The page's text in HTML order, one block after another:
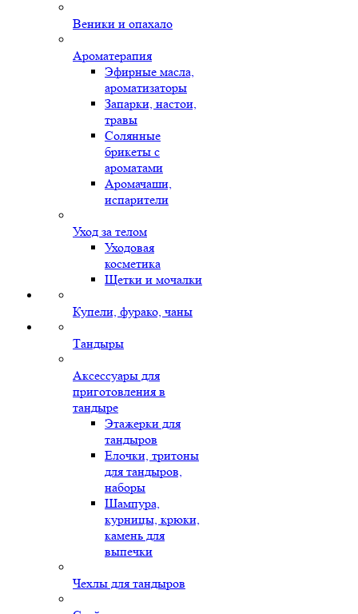
Веники и опахало
Ароматерапия
Эфирные масла,
ароматизаторы
Запарки, настои,
травы
Солянные
брикеты с
ароматами
Аромачаши,
испарители
Уход за телом
Уходовая
косметика
Щетки и мочалки
Купели, фурако, чаны
Тандыры
Аксессуары для
приготовления в
тандыре
Этажерки для
тандыров
Елочки, тритоны
для тандыров,
наборы
Шампура,
курницы, крюки,
камень для
выпечки
Чехлы для тандыров